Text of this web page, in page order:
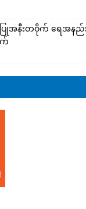
အနီးတဝိုက် ရေအနည်း
က်